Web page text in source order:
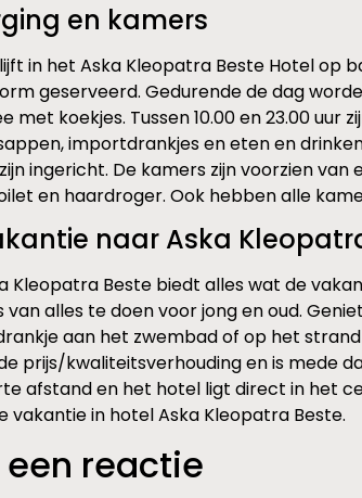
en kamers
in het Aska Kleopatra Beste Hotel op
geserveerd. Gedurende de dag
met koekjes. Tussen 10.00 en 23.00
importdrankjes en eten en
ingericht. De kamers zijn voorzien
en haardroger. Ook hebben alle
naar Aska
Kleopatra Beste biedt alles wat de
van alles te doen voor jong en oud.
aan het zwembad of op het
prijs/kwaliteitsverhouding en is mede
afstand en het hotel ligt direct in het
vakantie in hotel Aska Kleopatra Beste.
een reactie